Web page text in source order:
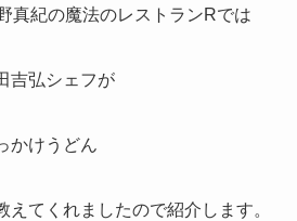
真紀の魔法のレストランRでは
吉弘シェフが
かけうどん
えてくれましたので紹介します。